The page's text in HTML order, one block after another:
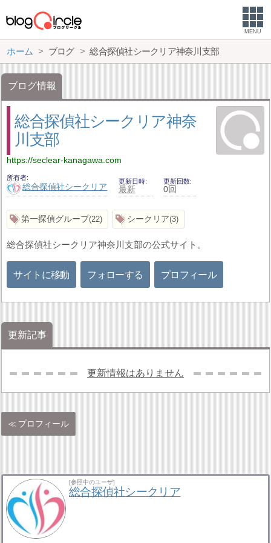
MENU
ホーム ブログ 総合探偵社シークリア神奈川支部
ブログ情報
総合探偵社シークリア神奈
川支部
https://seclear-kanagawa.com
所有者
総合探偵社シークリア
更新日時
最新
更新回数
0回
第一探偵グループ 22 シークリア 3
総合探偵社シークリア神奈川支部の公式サイト。
サイトに移動 フォローする プロフィール
更新記事
更新情報はありません
プロフィール
[参照中のユーザ]
総合探偵社シークリア